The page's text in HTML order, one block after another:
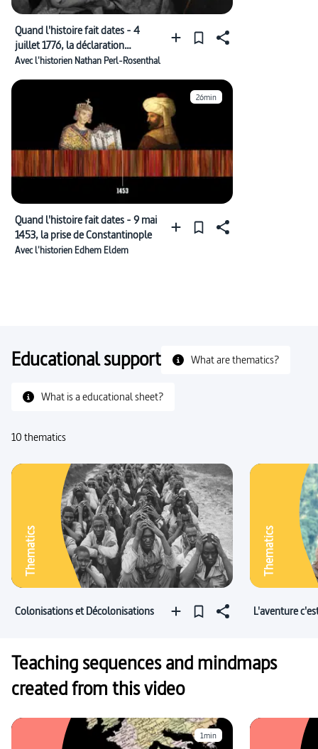
Quand l'histoire fait dates - 4
juillet 1776, la déclaration
d’indépendance américaine
Avec l'historien Nathan Perl-Rosenthal
26min
Quand l'histoire fait dates - 9 mai
1453, la prise de Constantinople
Avec l'historien Edhem Eldem
Educational support What are thematics?
What is a educational sheet?
10 thematics
Thematics
Colonisations et Décolonisations
Thematics
L'aventure
Teaching sequences and mindmaps
created from this video
1min